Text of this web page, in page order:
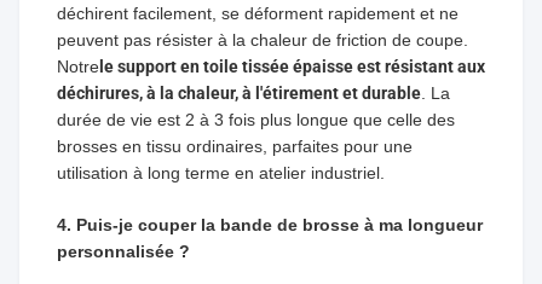
déchirent facilement, se déforment rapidement et ne
peuvent pas résister à la chaleur de friction de coupe.
Notre le support en toile tissée épaisse est résistant aux
déchirures, à la chaleur, à l'étirement et durable . La
durée de vie est 2 à 3 fois plus longue que celle des
brosses en tissu ordinaires, parfaites pour une
utilisation à long terme en atelier industriel.
4. Puis-je couper la bande de brosse à ma longueur
personnalisée ?